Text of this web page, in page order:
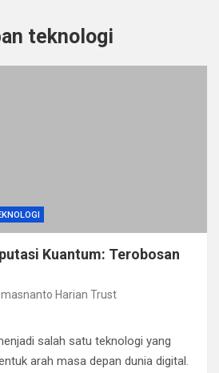
teknologi
Kuantum: Terobosan
Harian Trust
salah satu teknologi yang
arah masa depan dunia digital.